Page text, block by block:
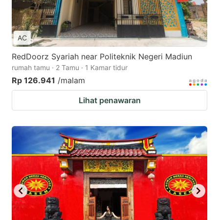
AC
RedDoorz Syariah near Politeknik Negeri Madiun
rumah tamu · 2 Tamu · 1 Kamar tidur
Rp 126.941 /malam
Lihat penawaran